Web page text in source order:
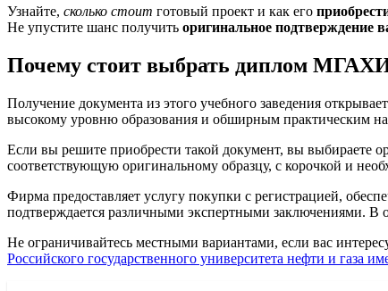
Узнайте, сколько стоит готовый проект и как его
Не упустите шанс получить оригинальное подтверждение
Почему стоит выбрать диплом
Получение документа из этого учебного заведения
высокому уровню образования и обширным практическим
Если вы решите приобрести такой документ, вы выбираете
соответствующую оригинальному образцу, с корочкой и
Фирма предоставляет услугу покупки с регистрацией,
подтверждается различными экспертными заключениями. В
Не ограничивайтесь местными вариантами, если вас
Российского государственного университета нефти и газа